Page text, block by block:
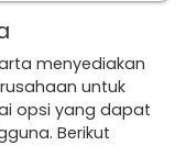
menyediakan
untuk
opsi yang dapat
Berikut